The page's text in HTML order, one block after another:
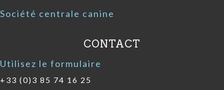
Société centrale canine
CONTACT
Utilisez le formulaire
+33 (0)3 85 74 16 25